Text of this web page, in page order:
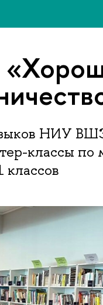
НИУ
классы по